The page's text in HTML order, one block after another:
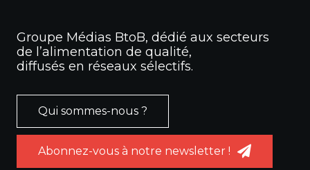
Groupe Médias BtoB, dédié aux secteurs
de l’alimentation de qualité,
diffusés en réseaux sélectifs.
Qui sommes-nous ?
Abonnez-vous à notre newsletter !